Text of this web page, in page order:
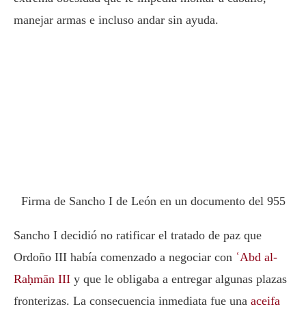
manejar armas e incluso andar sin ayuda.
Firma de Sancho I de León en un documento del 955
Sancho I decidió no ratificar el tratado de paz que
Ordoño III había comenzado a negociar con ʿAbd al-
Raḥmān III y que le obligaba a entregar algunas plazas
fronterizas. La consecuencia inmediata fue una aceifa